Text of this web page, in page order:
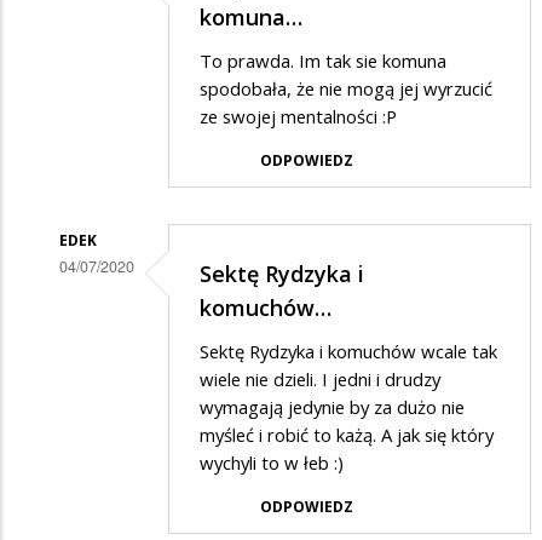
PIS-
komuna…
To prawda. Im tak sie komuna
spodobała, że nie mogą jej wyrzucić
ze swojej mentalności :P
ODPOWIEDZ
EDEK
04/07/2020
Sektę Rydzyka i
komuchów…
Sektę Rydzyka i komuchów wcale tak
wiele nie dzieli. I jedni i drudzy
wymagają jedynie by za dużo nie
myśleć i robić to każą. A jak się który
wychyli to w łeb :)
ODPOWIEDZ